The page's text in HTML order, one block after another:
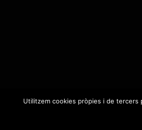
Utilitzem cookies pròpies i de tercers